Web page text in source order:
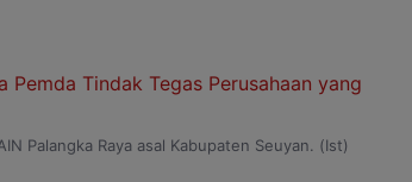
Palangka Raya asal Kabupaten Seuyan. (Ist)